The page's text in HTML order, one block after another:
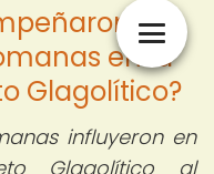
las
en la
Glagolítico?
influyeron en
Glagolítico al